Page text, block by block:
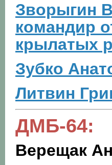
Зворыгин
командир
крылатых
Зубко
Литвин
ДМБ-64:
Верещак